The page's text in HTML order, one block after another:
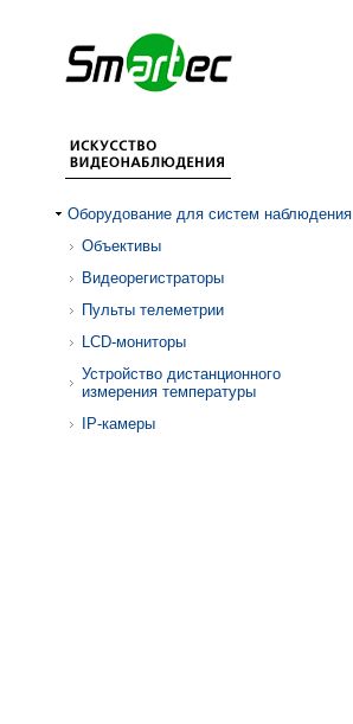
Оборудование для систем наблюдения
Объективы
Видеорегистраторы
Пульты телеметрии
LCD-мониторы
Устройство дистанционного
измерения температуры
IP-камеры